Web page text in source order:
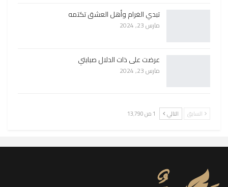
تبدي الغرام وأهل العشق تكتمه
مارس 23, 2024
عرضت على ذات الدلال صبابتي
مارس 23, 2024
السابق التالي 1 من 13٬790